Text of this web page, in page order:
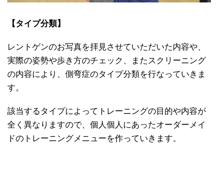
【タイプ分類】
レントゲンのお写真を拝見させていただいた内容や、
実際の姿勢や歩き方のチェック、またスクリーニング
の内容により、側弯症のタイプ分類を行なっていきま
す。
該当するタイプによってトレーニングの目的や内容が
全く異なりますので、個人個人にあったオーダーメイ
ドのトレーニングメニューを作っていきます。